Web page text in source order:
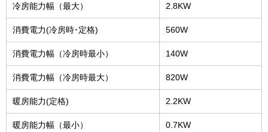
冷房能力幅（最大） 2.8KW
消費電力(冷房時･定格) 560W
消費電力幅（冷房時最小） 140W
消費電力幅（冷房時最大） 820W
暖房能力(定格) 2.2KW
暖房能力幅（最小） 0.7KW